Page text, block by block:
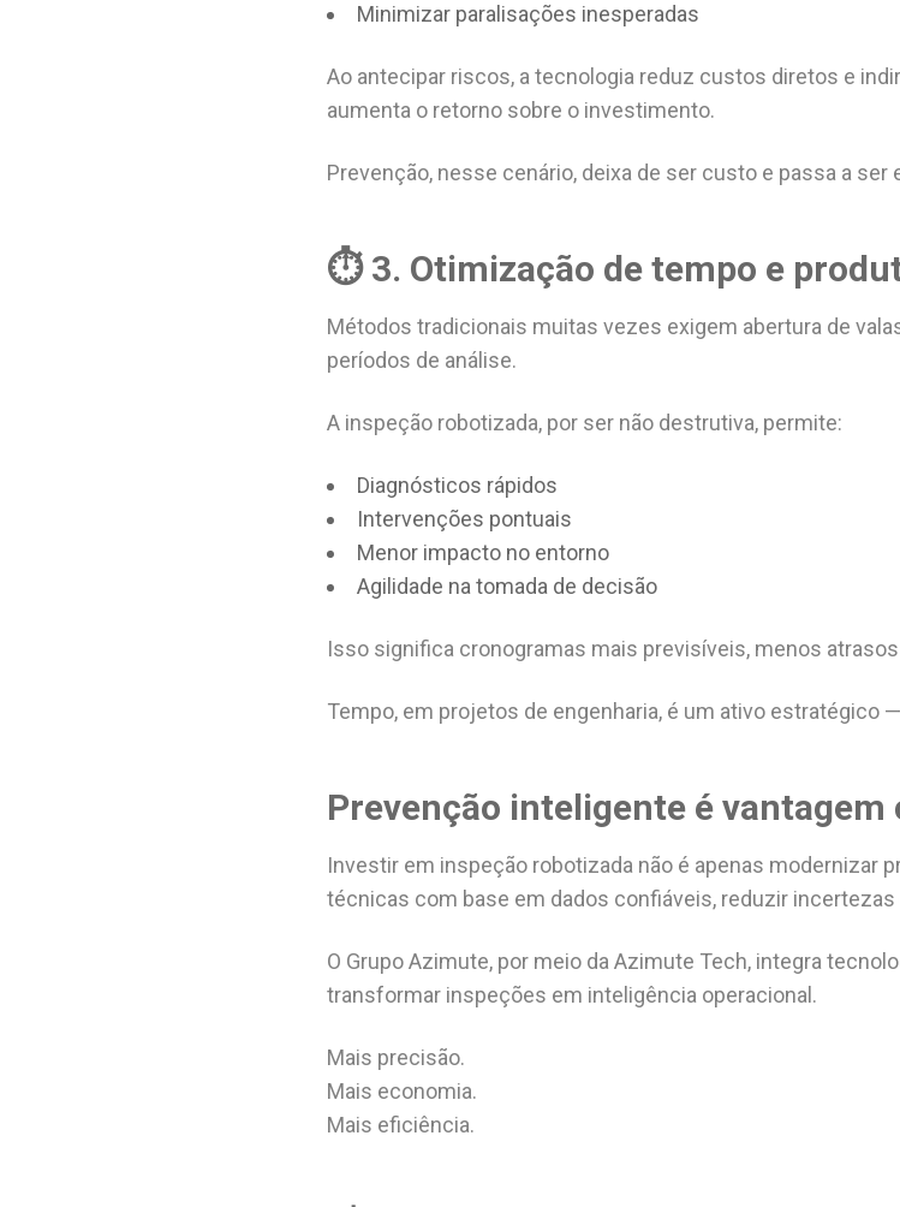
Minimizar paralisações inesperadas
Ao antecipar riscos, a tecnologia reduz custos diretos e
aumenta o retorno sobre o investimento.
Prevenção, nesse cenário, deixa de ser custo e passa a ser
⏱️ 3. Otimização de tempo e
Métodos tradicionais muitas vezes exigem abertura de
períodos de análise.
A inspeção robotizada, por ser não destrutiva, permite:
Diagnósticos rápidos
Intervenções pontuais
Menor impacto no entorno
Agilidade na tomada de decisão
Isso significa cronogramas mais previsíveis, menos
Tempo, em projetos de engenharia, é um ativo estratégico
Prevenção inteligente é
Investir em inspeção robotizada não é apenas modernizar
técnicas com base em dados confiáveis, reduzir
O Grupo Azimute, por meio da Azimute Tech, integra
transformar inspeções em inteligência operacional.
Mais precisão.
Mais economia.
Mais eficiência.